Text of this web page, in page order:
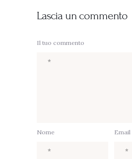
Lascia un commento
Il tuo commento
Nome Email